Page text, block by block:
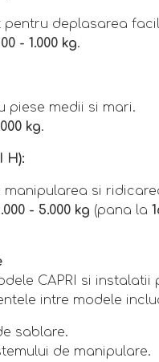
pentru deplasarea
- 1.000 kg.
piese medii si mari.
kg.
H):
si
- 5.000 kg (pana la
CAPRI si
intre modele
sablare.
de manipulare.